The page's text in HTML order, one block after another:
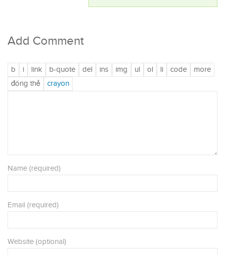
Add Comment
Name (required)
Email (required)
Website (optional)